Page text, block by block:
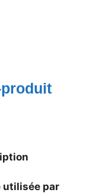
utilisée par